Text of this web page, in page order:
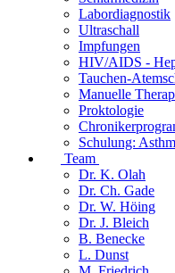
Labordiagnostik
Ultraschall
Impfungen
HIV/AIDS -
Tauchen-
Manuelle
Proktologie
Schulung:
Team
Dr. K. Olah
Dr. Ch. Gade
Dr. W. Höing
Dr. J. Bleich
B. Benecke
L. Dunst